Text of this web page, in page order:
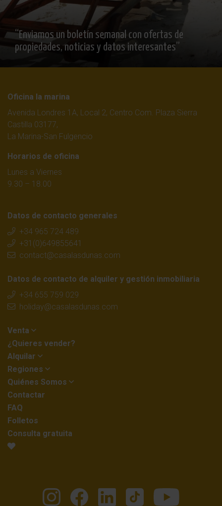
“Enviamos un boletín semanal con ofertas de
propiedades, noticias y datos interesantes”
Oficina la marina
Avenida Londres 1A, Local 2, Centro Com. Plaza Sierra
Castilla 03177,
La Marina-San Fulgencio
Horarios de oficina
Lunes a Viernes
9.30 – 18.00
Datos de contacto generales
+34 965 724 489
+31(0)649855641
contact@casalasdunas.com
Datos de contacto de alquiler y gestión inmobiliaria
+34 655 759 029
holiday@casalasdunas.com
Venta
¿Quieres vender?
Alquilar
Regiones
Quiénes Somos
Contactar
FAQ
Folletos
Consulta gratuita